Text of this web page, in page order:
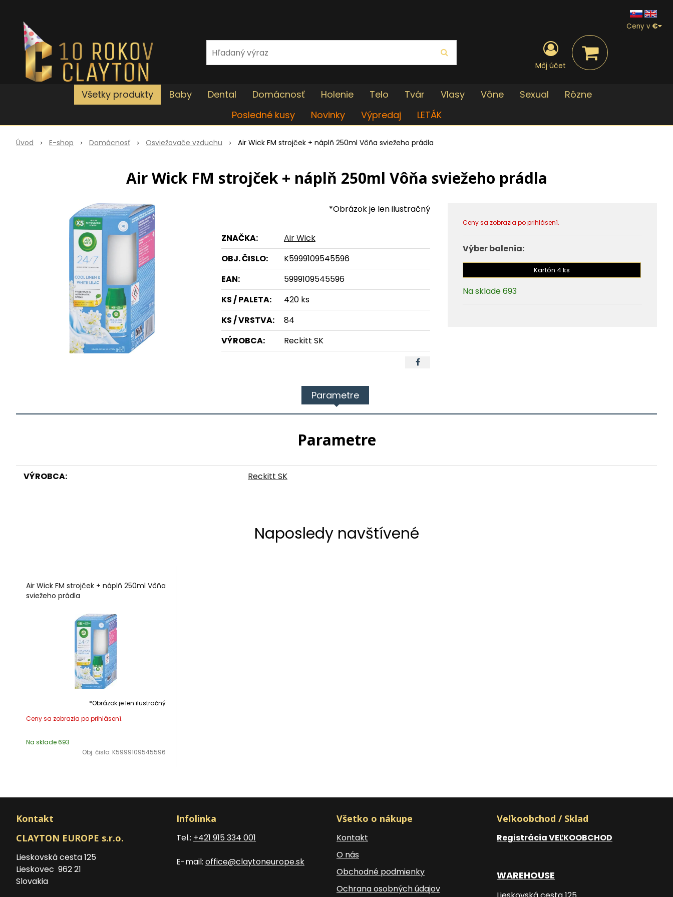
Môj účet
Ceny v €
Všetky produkty Baby Dental Domácnosť Holenie Telo Tvár Vlasy Vône Sexual
Rôzne
Posledné kusy
Novinky Výpredaj LETÁK
Úvod E-shop Domácnosť Osviežovače vzduchu Air Wick FM strojček + náplň 250ml Vôňa sviežeho prádla
Air Wick FM strojček + náplň 250ml Vôňa sviežeho prádla
Výber balenia:
Kartón 4 ks
Na sklade 693
*Obrázok je len ilustračný
ZNAČKA:
Air Wick
OBJ. ČISLO:
K5999109545596
EAN:
5999109545596
KS / PALETA:
420 ks
KS / VRSTVA:
84
VÝROBCA:
Reckitt SK
Parametre
Parametre
VÝROBCA: Reckitt SK
Naposledy navštívené
Air Wick FM strojček + náplň 250ml Vôňa
sviežeho prádla
*Obrázok je len ilustračný
Na sklade 693
Obj. čislo: K5999109545596
Kontakt
CLAYTON EUROPE s.r.o.
Lieskovská cesta 125
Lieskovec 962 21
Slovakia
Infolinka
Tel.: +421 915 334 001
E-mail: office@claytoneurope.sk
Všetko o nákupe
Kontakt
O nás
Obchodné podmienky
Ochrana osobných údajov
Veľkoobchod / Sklad
Registrácia VEĽKOOBCHOD
WAREHOUSE